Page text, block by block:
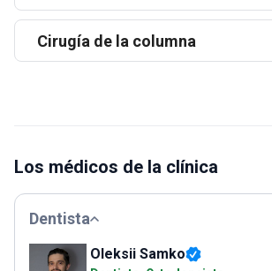
Cirugía de la columna
Los médicos de la clínica
Dentista
Oleksii Samko